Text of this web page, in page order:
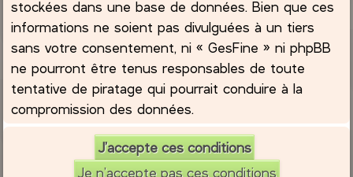
stockées dans une base de données. Bien que ces
informations ne soient pas divulguées à un tiers
sans votre consentement, ni « GesFine » ni phpBB
ne pourront être tenus responsables de toute
tentative de piratage qui pourrait conduire à la
compromission des données.